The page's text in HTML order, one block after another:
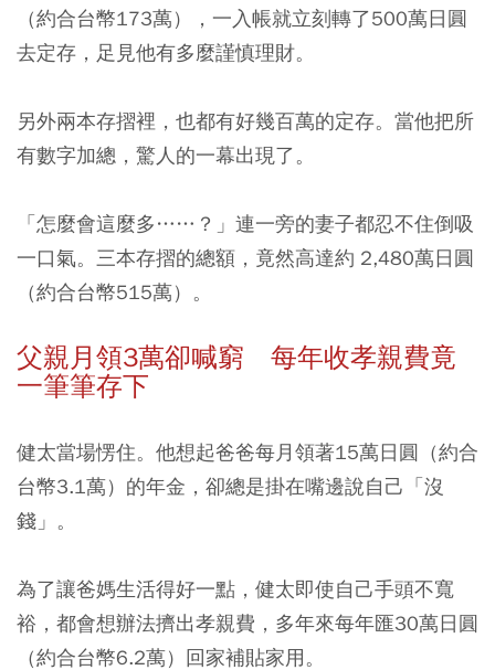
（約合台幣173萬），一入帳就立刻轉了500萬日圓
去定存，足見他有多麼謹慎理財。
另外兩本存摺裡，也都有好幾百萬的定存。當他把所
有數字加總，驚人的一幕出現了。
「怎麼會這麼多……？」連一旁的妻子都忍不住倒吸
一口氣。三本存摺的總額，竟然高達約 2,480萬日圓
（約合台幣515萬）。
父親月領3萬卻喊窮 每年收孝親費竟
一筆筆存下
健太當場愣住。他想起爸爸每月領著15萬日圓（約合
台幣3.1萬）的年金，卻總是掛在嘴邊說自己「沒
錢」。
為了讓爸媽生活得好一點，健太即使自己手頭不寬
裕，都會想辦法擠出孝親費，多年來每年匯30萬日圓
（約合台幣6.2萬）回家補貼家用。